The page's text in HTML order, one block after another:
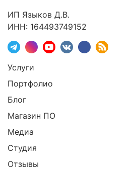
ИП Языков Д.В.
ИНН: 164493749152
Услуги
Портфолио
Блог
Магазин ПО
Медиа
Студия
Отзывы